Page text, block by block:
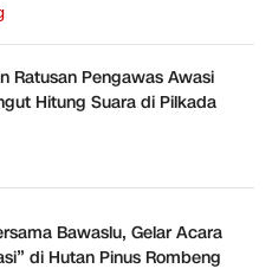
Ratusan Pengawas Awasi
Hitung Suara di Pilkada
Bawaslu, Gelar Acara
di Hutan Pinus Rombeng